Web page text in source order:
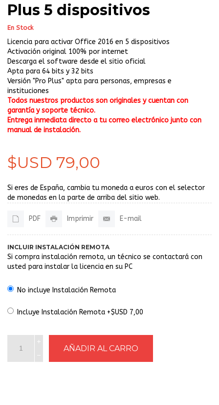
Plus 5 dispositivos
En Stock
Licencia para activar Office 2016 en 5 dispositivos
Activación original 100% por internet
Descarga el software desde el sitio oficial
Apta para 64 bits y 32 bits
Versión "Pro Plus" apta para personas, empresas e
instituciones
Todos nuestros productos son originales y cuentan con
garantía y soporte técnico.
Entrega inmediata directo a tu correo electrónico junto con
manual de instalación.
$USD 79,00
Si eres de España, cambia tu moneda a euros con el selector
de monedas en la parte de arriba del sitio web.
PDF Imprimir E-mail
INCLUIR INSTALACIÓN REMOTA
Si compra instalación remota, un técnico se contactará con
usted para instalar la licencia en su PC
No incluye Instalación Remota
Incluye Instalación Remota +$USD 7,00